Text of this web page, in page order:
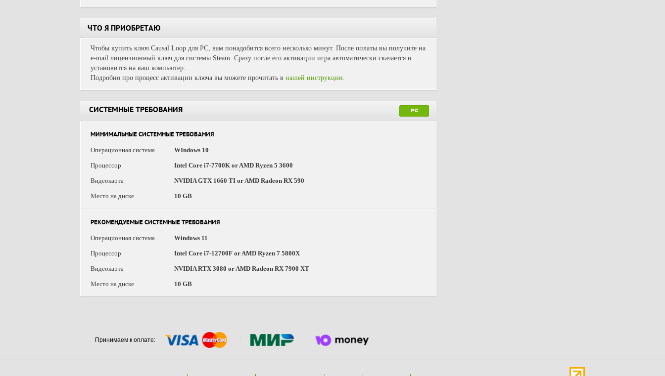
ЧТО Я ПРИОБРЕТАЮ
Чтобы купить ключ Causal Loop для PC, вам понадобится всего несколько минут. После оплаты вы получите на
e-mail лицензионный ключ для системы Steam. Сразу после его активации игра автоматически скачается и
установится на ваш компьютер.
Подробно про процесс активации ключа вы можете прочитать в нашей инструкции.
СИСТЕМНЫЕ ТРЕБОВАНИЯ PC
МИНИМАЛЬНЫЕ СИСТЕМНЫЕ ТРЕБОВАНИЯ
Операционная система
WIndows 10
Процессор Intel Core i7-7700K or AMD Ryzen 5 3600
Видеокарта NVIDIA GTX 1660 TI or AMD Radeon RX 590
Место на диске 10 GB
РЕКОМЕНДУЕМЫЕ СИСТЕМНЫЕ ТРЕБОВАНИЯ
Операционная система
Windows 11
Процессор Intel Core i7-12700F or AMD Ryzen 7 5800X
Видеокарта NVIDIA RTX 3080 or AMD Radeon RX 7900 XT
Место на диске 10 GB
Принимаем к оплате: